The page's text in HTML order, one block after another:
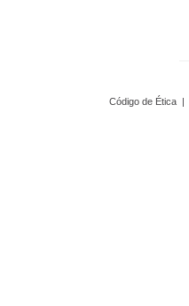
Código de Ética |